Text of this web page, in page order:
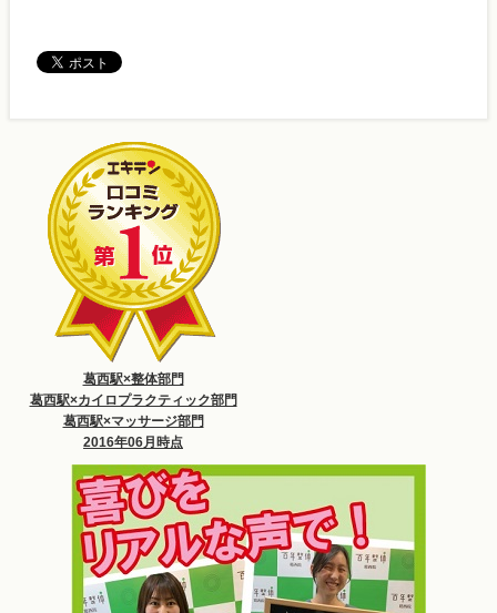
葛西駅×整体部門
葛西駅×カイロプラクティック部門
葛西駅×マッサージ部門
2016年06月時点